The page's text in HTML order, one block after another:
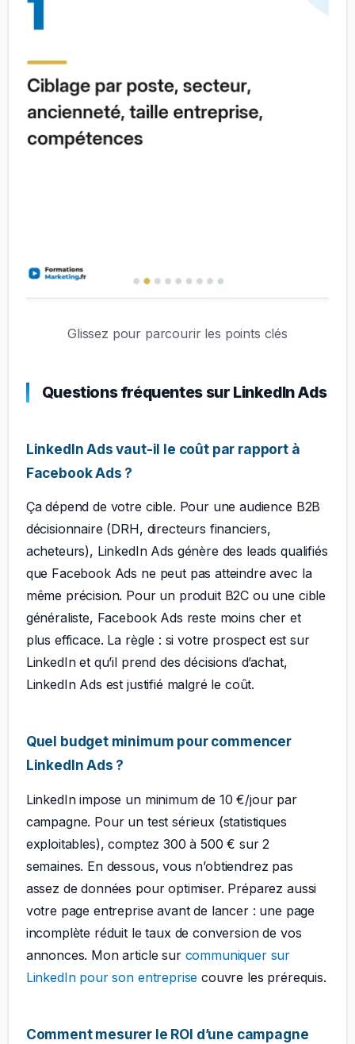
Glissez pour parcourir les points clés
Questions fréquentes sur LinkedIn Ads
LinkedIn Ads vaut-il le coût par rapport à
Facebook Ads ?
Ça dépend de votre cible. Pour une audience B2B
décisionnaire (DRH, directeurs financiers,
acheteurs), LinkedIn Ads génère des leads qualifiés
que Facebook Ads ne peut pas atteindre avec la
même précision. Pour un produit B2C ou une cible
généraliste, Facebook Ads reste moins cher et
plus efficace. La règle : si votre prospect est sur
LinkedIn et qu’il prend des décisions d’achat,
LinkedIn Ads est justifié malgré le coût.
Quel budget minimum pour commencer
LinkedIn Ads ?
LinkedIn impose un minimum de 10 €/jour par
campagne. Pour un test sérieux (statistiques
exploitables), comptez 300 à 500 € sur 2
semaines. En dessous, vous n’obtiendrez pas
assez de données pour optimiser. Préparez aussi
votre page entreprise avant de lancer : une page
incomplète réduit le taux de conversion de vos
annonces. Mon article sur communiquer sur
LinkedIn pour son entreprise couvre les prérequis.
Comment mesurer le ROI d’une campagne